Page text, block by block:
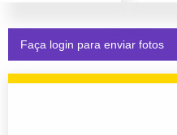
Faça login para enviar fotos